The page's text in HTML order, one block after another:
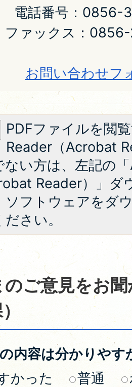
電話番号：0856-
ファックス：
お問い合わせフ
PDFファイルを閲
Reader（Acrobat
ない方は、左記の
Reader）」ダ
ソフトウェアをダ
さい。
ご意見をお
内容は分かりやす
かった
普通